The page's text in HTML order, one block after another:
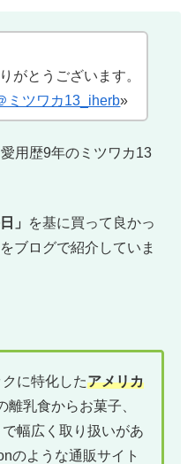
がとうございます。
ミツワカ13_iherb»
用歴9年のミツワカ13
」
を基に買って良かっ
ブログで紹介していま
に特化したアメリカ
離乳食からお菓子、
幅広く取り扱いがあ
のような通販サイト